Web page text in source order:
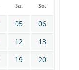
Sa. So.
05
06
12
13
19
20